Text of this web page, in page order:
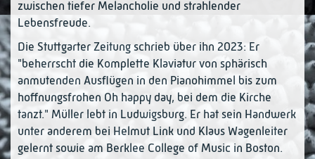
zwischen tiefer Melancholie und strahlender
Lebensfreude.
Die Stuttgarter Zeitung schrieb über ihn 2023: Er
"beherrscht die Komplette Klaviatur von sphärisch
anmutenden Ausflügen in den Pianohimmel bis zum
hoffnungsfrohen Oh happy day, bei dem die Kirche
tanzt." Müller lebt in Ludwigsburg. Er hat sein Handwerk
unter anderem bei Helmut Link und Klaus Wagenleiter
gelernt sowie am Berklee College of Music in Boston.